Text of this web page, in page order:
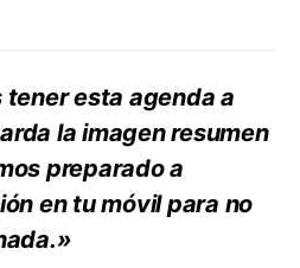
tener esta agenda a
la imagen resumen
preparado a
en tu móvil para no